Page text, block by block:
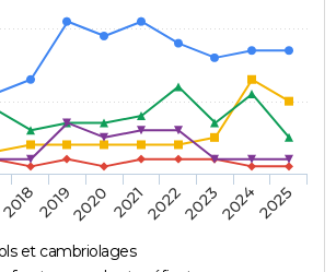
et cambriolages
20182019202020212022202320242025